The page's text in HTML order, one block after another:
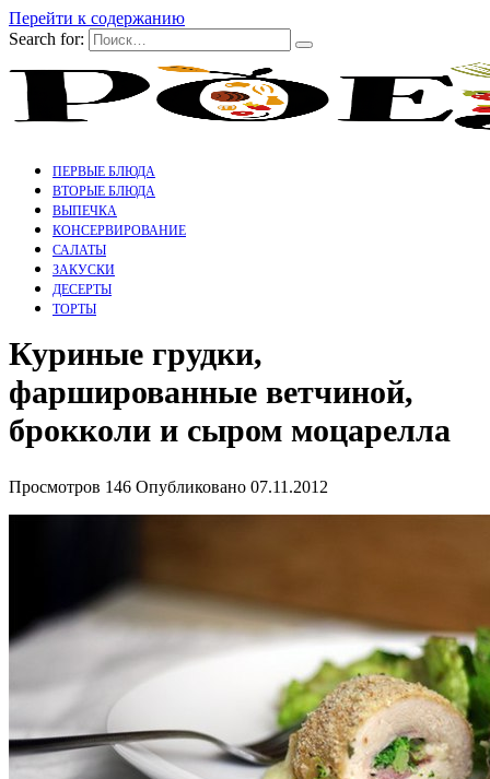
Перейти к содержанию
Search for:
ПЕРВЫЕ БЛЮДА
ВТОРЫЕ БЛЮДА
ВЫПЕЧКА
КОНСЕРВИРОВАНИЕ
САЛАТЫ
ЗАКУСКИ
ДЕСЕРТЫ
ТОРТЫ
Куриные грудки,
фаршированные ветчиной,
брокколи и сыром моцарелла
Просмотров 146 Опубликовано 07.11.2012